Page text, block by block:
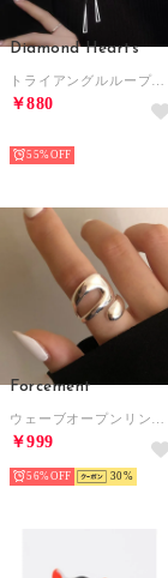
Diamond Hearts
￥880
55%
Forcement
￥999
56% 30